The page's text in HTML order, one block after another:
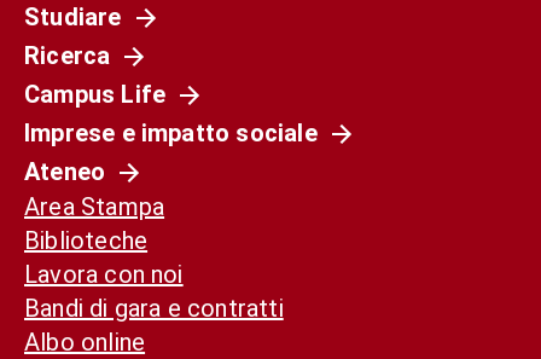
Studiare
Ricerca
Campus Life
Imprese e impatto sociale
Ateneo
Area Stampa
Biblioteche
Lavora con noi
Bandi di gara e contratti
Albo online